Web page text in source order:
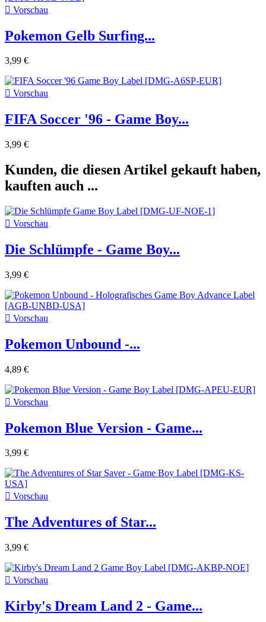
 Vorschau
Pokemon Gelb Surfing...
3,99 €
 Vorschau
FIFA Soccer '96 - Game Boy...
3,99 €
Kunden, die diesen Artikel gekauft haben,
kauften auch ...
 Vorschau
Die Schlümpfe - Game Boy...
3,99 €
 Vorschau
Pokemon Unbound -...
4,89 €
 Vorschau
Pokemon Blue Version - Game...
3,99 €
 Vorschau
The Adventures of Star...
3,99 €
 Vorschau
Kirby's Dream Land 2 - Game...